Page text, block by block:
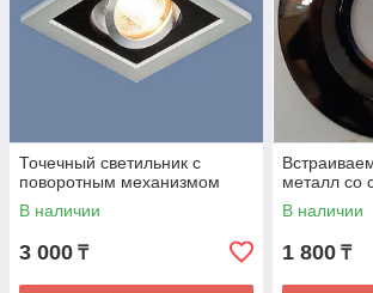
Точечный светильник с
поворотным механизмом
В наличии
3 000 ₸
металл со
В наличии
1 800 ₸